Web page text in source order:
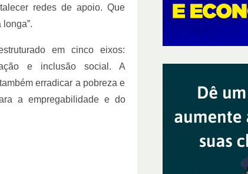
redes de apoio. Que
em cinco eixos:
e inclusão social. A
erradicar a pobreza e
a empregabilidade e do